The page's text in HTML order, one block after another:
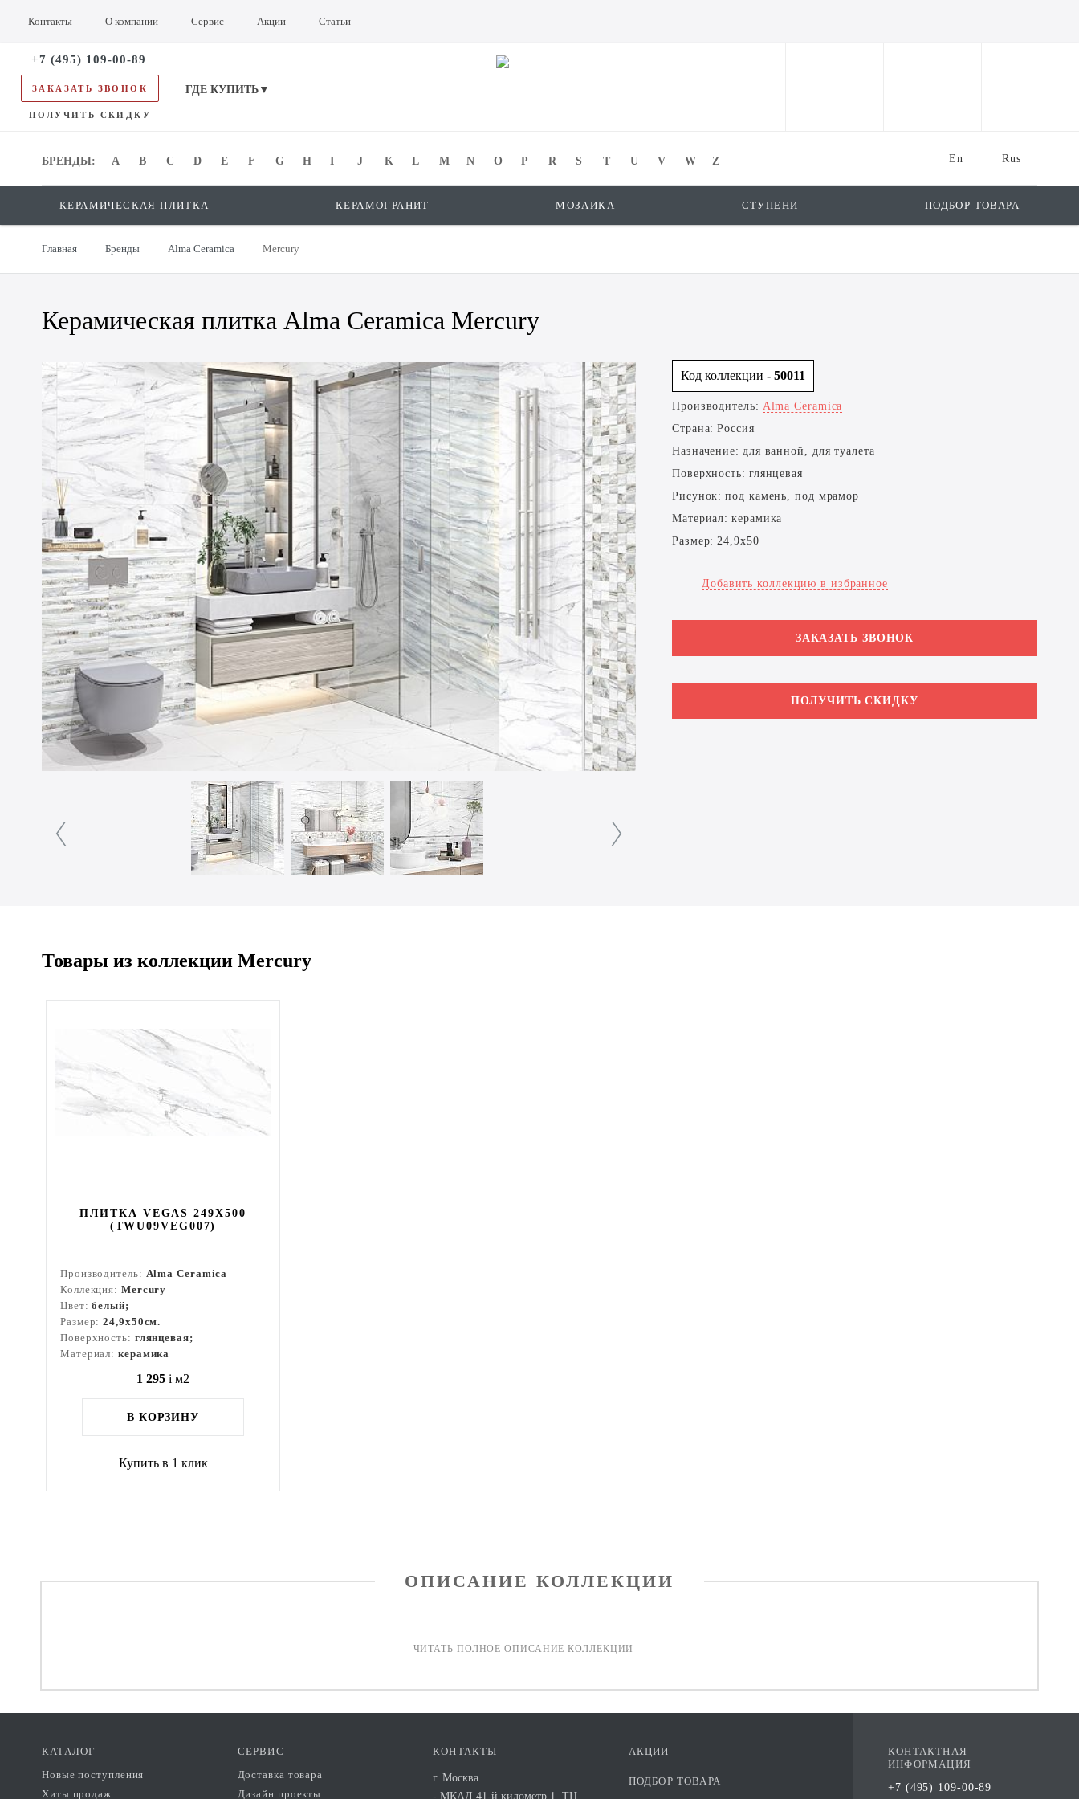
Контакты О компании Сервис Акции Статьи
+7 (495) 109-00-89
ЗАКАЗАТЬ ЗВОНОК
ПОЛУЧИТЬ СКИДКУ
ГДЕ КУПИТЬ▼
Rus
En
БРЕНДЫ: A B C D E F G H I J K L M N O P R S T U V W Z
БРЕНДЫ:
КЕРАМИЧЕСКАЯ ПЛИТКА КЕРАМОГРАНИТ МОЗАИКА СТУПЕНИ ПОДБОР ТОВАРА
Главная Бренды Alma Ceramica Mercury
Керамическая плитка Alma Ceramica Mercury
Код коллекции - 50011
Производитель: Alma Ceramica
Страна: Россия
Назначение: для ванной, для туалета
Поверхность: глянцевая
Рисунок: под камень, под мрамор
Материал: керамика
Размер: 24,9x50
Добавить коллекцию в избранное
ЗАКАЗАТЬ ЗВОНОК
ПОЛУЧИТЬ СКИДКУ
Товары из коллекции Mercury
ПЛИТКА VEGAS 249X500
(TWU09VEG007)
Производитель: Alma Ceramica
Коллекция: Mercury
Цвет:белый;
Размер:24,9x50см.
Поверхность: глянцевая;
Материал: керамика
1 295 i м2
В КОРЗИНУ
Купить в 1 клик
ОПИСАНИЕ КОЛЛЕКЦИИ
КОНТАКТНАЯ
ИНФОРМАЦИЯ
+7 (495) 109-00-89
КАТАЛОГ
Новые поступления
Хиты продаж
СЕРВИС
Доставка товара
Дизайн проекты
КОНТАКТЫ
г. Москва
- МКАД 41-й километр 1. ТЦ
АКЦИИ
ПОДБОР ТОВАРА